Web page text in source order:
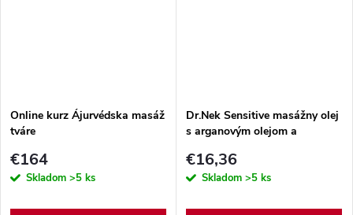
Online kurz Ájurvédska masáž
tváre
€164
Skladom >5 ks
Dr.Nek Sensitive masážny olej
s arganovým olejom a
€16,36
Skladom >5 ks